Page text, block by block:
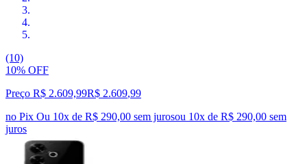
(10)
10% OFF
Preço R$ 2.609,99R$ 2.609,99
no Pix Ou 10x de R$ 290,00 sem jurosou 10x de R$ 290,00 sem
juros